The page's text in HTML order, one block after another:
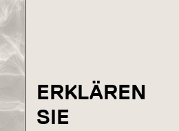
ERKLÄREN
SIE